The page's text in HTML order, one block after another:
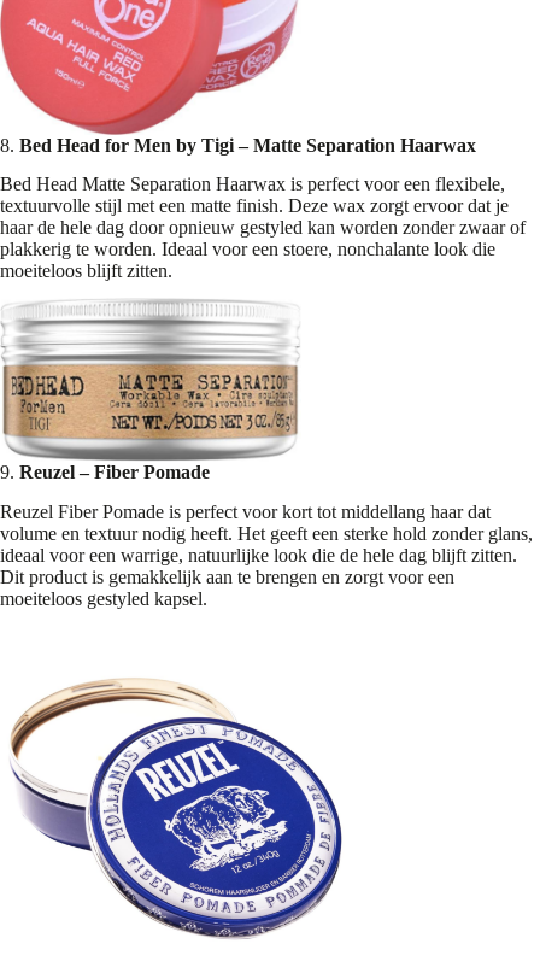
8. Bed Head for Men by Tigi – Matte Separation Haarwax
Bed Head Matte Separation Haarwax is perfect voor een flexibele,
textuurvolle stijl met een matte finish. Deze wax zorgt ervoor dat je
haar de hele dag door opnieuw gestyled kan worden zonder zwaar of
plakkerig te worden. Ideaal voor een stoere, nonchalante look die
moeiteloos blijft zitten.
9. Reuzel – Fiber Pomade
Reuzel Fiber Pomade is perfect voor kort tot middellang haar dat
volume en textuur nodig heeft. Het geeft een sterke hold zonder glans,
ideaal voor een warrige, natuurlijke look die de hele dag blijft zitten.
Dit product is gemakkelijk aan te brengen en zorgt voor een
moeiteloos gestyled kapsel.